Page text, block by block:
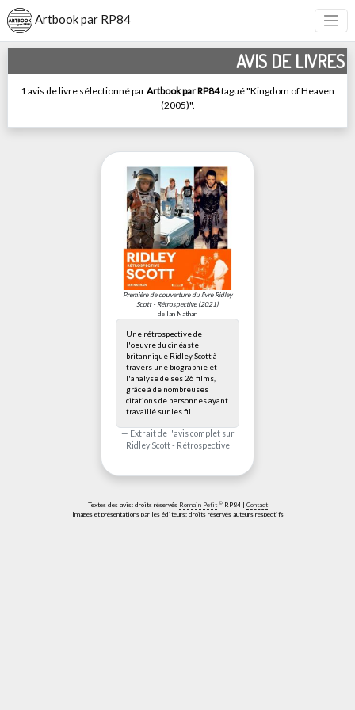
Artbook par RP84
AVIS DE LIVRES
1 avis de livre sélectionné parArtbook par RP84tagué "Kingdom of Heaven
(2005)".
Première de couverture du livre Ridley
Scott - Rétrospective(2021)
de Ian Nathan
Une rétrospective de
l'oeuvre du cinéaste
britannique Ridley Scott à
travers une biographie et
l'analyse de ses 26 films,
grâce à de nombreuses
citations de personnes ayant
travaillé sur les fil...
Extrait de l'avis complet sur
Ridley Scott - Rétrospective
Textes des avis: droits réservés Romain Petit ©RP84 | Contact
Images et présentations par les éditeurs: droits réservés auteurs respectifs